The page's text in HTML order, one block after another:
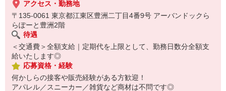
ェット、キャップ、バッグなどを取りそろえている店舗です。
また、専門スタッフが常駐し、初心者の方からプロ志向のプレーヤ
ーまで幅広いお客様がいらっしゃいます。
アクセス・勤務地
〒135-0061 東京都江東区豊洲二丁目4番9号 アーバンドックら
らぽーと豊洲2階
待遇
＜交通費＞全額支給｜定期代を上限として、勤務日数分全額支
給いたします◎
応募資格・経験
何かしらの接客や販売経験がある方歓迎！
アパレル／スニーカー／雑貨など商材は不問です◎